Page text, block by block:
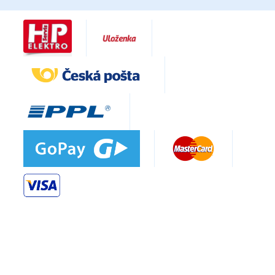
854 593 401 544 3DL934ME IGNIS
IGNIS ADL934ME 854 593 410 542
854 593 410 543 ADL934ME IGNIS
IGNIS ADL934ME 854 593 410 544
ELEKTRA Bregenz GI7000 7606183700